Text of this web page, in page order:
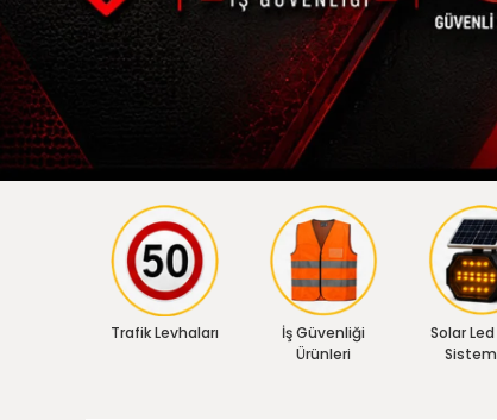
Trafik Levhaları
İş Güvenliği
Ürünleri
Solar Led